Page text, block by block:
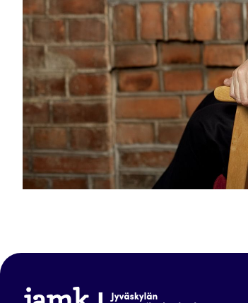
www.jamk.fi